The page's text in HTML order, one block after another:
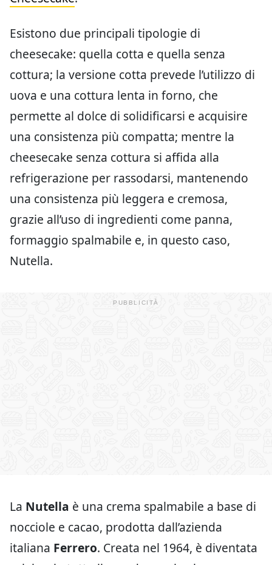
Esistono due principali tipologie di
cheesecake: quella cotta e quella senza
cottura; la versione cotta prevede l’utilizzo di
uova e una cottura lenta in forno, che
permette al dolce di solidificarsi e acquisire
una consistenza più compatta; mentre la
cheesecake senza cottura si affida alla
refrigerazione per rassodarsi, mantenendo
una consistenza più leggera e cremosa,
grazie all’uso di ingredienti come panna,
formaggio spalmabile e, in questo caso,
Nutella.
La Nutella è una crema spalmabile a base di
nocciole e cacao, prodotta dall’azienda
italiana Ferrero. Creata nel 1964, è diventata